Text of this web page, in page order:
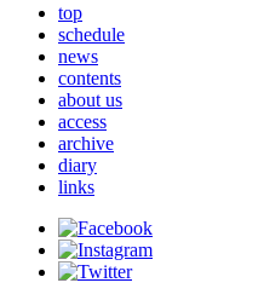
top
schedule
news
contents
about us
access
archive
diary
links